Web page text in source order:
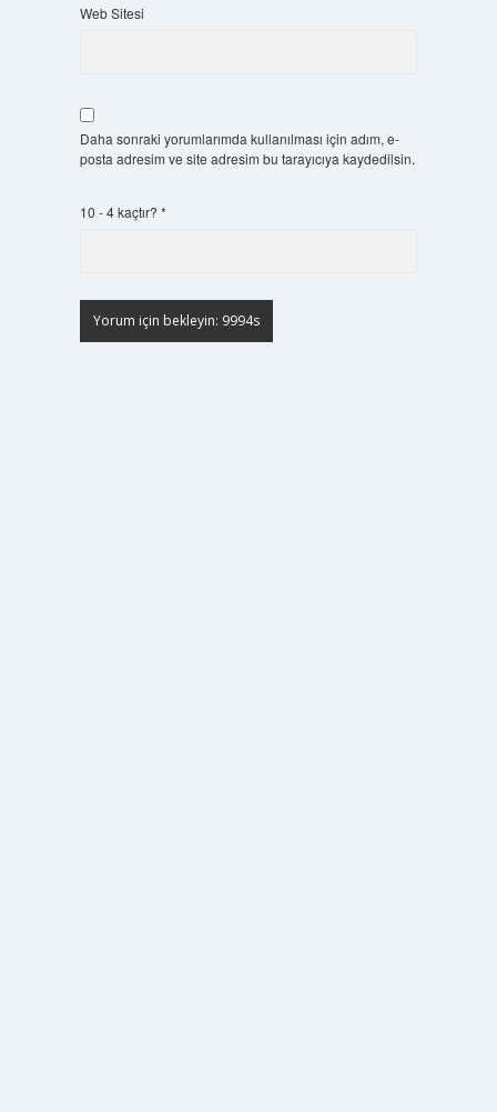
Web Sitesi
Daha sonraki yorumlarımda kullanılması için adım, e-
posta adresim ve site adresim bu tarayıcıya kaydedilsin.
10 - 4 kaçtır? *